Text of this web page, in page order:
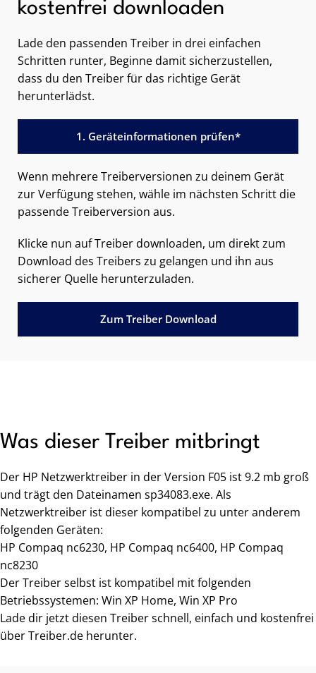
kostenfrei downloaden
Lade den passenden Treiber in drei einfachen
Schritten runter, Beginne damit sicherzustellen,
dass du den Treiber für das richtige Gerät
herunterlädst.
1. Geräteinformationen prüfen*
Wenn mehrere Treiberversionen zu deinem Gerät
zur Verfügung stehen, wähle im nächsten Schritt die
passende Treiberversion aus.
Klicke nun auf Treiber downloaden, um direkt zum
Download des Treibers zu gelangen und ihn aus
sicherer Quelle herunterzuladen.
Zum Treiber Download
Was dieser Treiber mitbringt
Der HP Netzwerktreiber in der Version F05 ist 9.2 mb groß
und trägt den Dateinamen sp34083.exe. Als
Netzwerktreiber ist dieser kompatibel zu unter anderem
folgenden Geräten:
HP Compaq nc6230, HP Compaq nc6400, HP Compaq
nc8230
Der Treiber selbst ist kompatibel mit folgenden
Betriebssystemen: Win XP Home, Win XP Pro
Lade dir jetzt diesen Treiber schnell, einfach und kostenfrei
über Treiber.de herunter.